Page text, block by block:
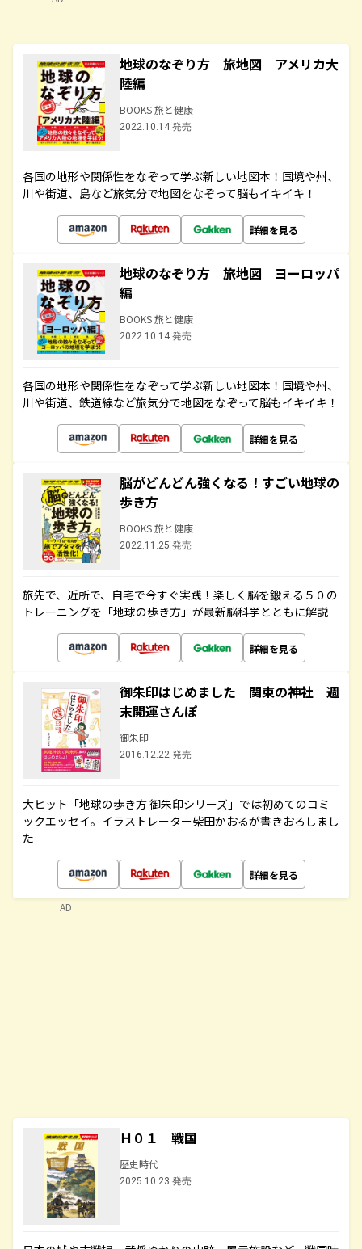
地球のなぞり方 旅地図 アメリカ大
陸編
BOOKS 旅と健康
2022.10.14 発売
各国の地形や関係性をなぞって学ぶ新しい地図本！国境や州、
川や街道、島など旅気分で地図をなぞって脳もイキイキ！
詳細を見る
地球のなぞり方 旅地図 ヨーロッパ
編
BOOKS 旅と健康
2022.10.14 発売
各国の地形や関係性をなぞって学ぶ新しい地図本！国境や州、
川や街道、鉄道線など旅気分で地図をなぞって脳もイキイキ！
詳細を見る
脳がどんどん強くなる！すごい地球の
歩き方
BOOKS 旅と健康
2022.11.25 発売
旅先で、近所で、自宅で今すぐ実践！楽しく脳を鍛える５０の
トレーニングを「地球の歩き方」が最新脳科学とともに解説
詳細を見る
御朱印はじめました 関東の神社 週
末開運さんぽ
御朱印
2016.12.22 発売
大ヒット「地球の歩き方 御朱印シリーズ」では初めてのコミ
ックエッセイ。イラストレーター柴田かおるが書きおろしまし
た
詳細を見る
Ｈ０１ 戦国
歴史時代
2025.10.23 発売
AD